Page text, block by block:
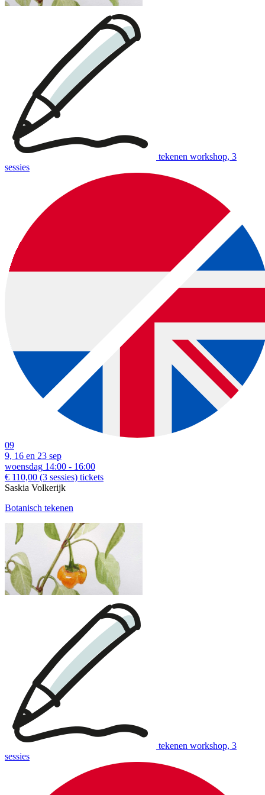
Examples of creative workshops up to €37:
download:English print|
Examples of creative workshops up to €110:
tekenen workshop, 3
sessies
09
9, 16 en 23 sep
woensdag 14:00 - 16:00
€ 110,00 (3 sessies) tickets
Saskia Volkerijk
Botanisch tekenen
tekenen workshop, 3
sessies